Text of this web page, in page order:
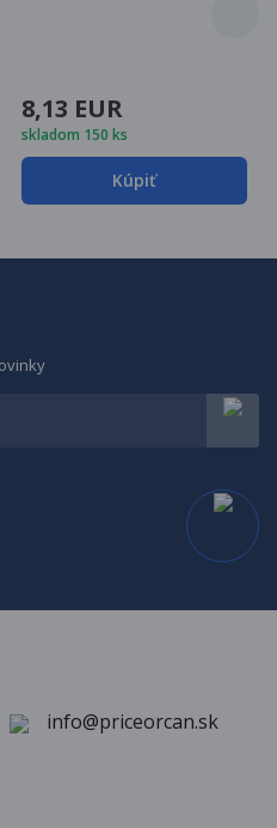
8,13 EUR
skladom 150 ks
Kúpiť
info@priceorcan.sk